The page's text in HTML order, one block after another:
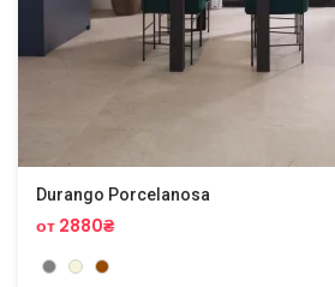
Durango Porcelanosa
от 2880₴